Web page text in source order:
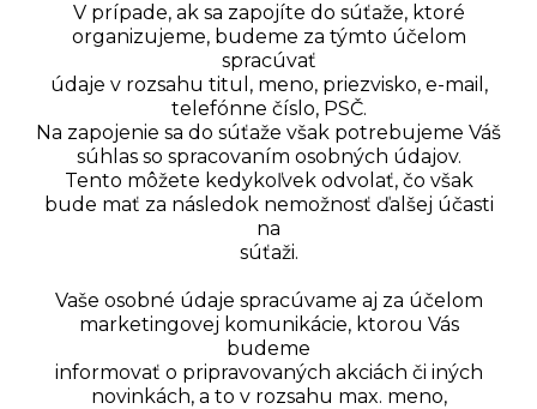
V prípade, ak sa zapojíte do súťaže, ktoré
organizujeme, budeme za týmto účelom
spracúvať
údaje v rozsahu titul, meno, priezvisko, e-mail,
telefónne číslo, PSČ.
Na zapojenie sa do súťaže však potrebujeme Váš
súhlas so spracovaním osobných údajov.
Tento môžete kedykoľvek odvolať, čo však
bude mať za následok nemožnosť ďalšej účasti
na
súťaži.
Vaše osobné údaje spracúvame aj za účelom
marketingovej komunikácie, ktorou Vás
budeme
informovať o pripravovaných akciách či iných
novinkách, a to v rozsahu max. meno,